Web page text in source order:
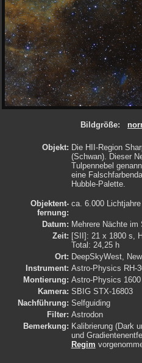
Bildgröße:
Objekt: Die HII-Region
(Schwan). Dieser
Tulpennebel
eine
Hubble-Palette.
Objektent­
fernung:
ca. 6.000 Lichtjahre
Datum: Mehrere Nächte im
Zeit: [SII]: 21 x 1800 s,
Total: 24,25 h
Ort: DeepSkyWest,
Instrument: Astro-Physics RH-
Montierung: Astro-Physics 1600
Kamera: SBIG STX-16803
Nachführung: Selfguiding
Filter: Astrodon
Bemerkung: Kalibrierung (Dark
und
Regim